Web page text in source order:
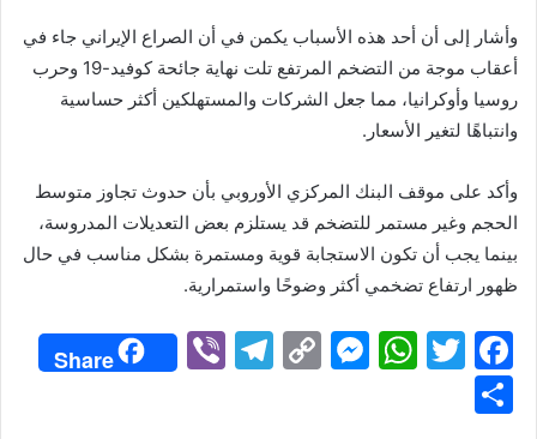
وأشار إلى أن أحد هذه الأسباب يكمن في أن الصراع الإيراني جاء في
أعقاب موجة من التضخم المرتفع تلت نهاية جائحة كوفيد-19 وحرب
روسيا وأوكرانيا، مما جعل الشركات والمستهلكين أكثر حساسية
وانتباهًا لتغير الأسعار.
وأكد على موقف البنك المركزي الأوروبي بأن حدوث تجاوز متوسط
الحجم وغير مستمر للتضخم قد يستلزم بعض التعديلات المدروسة،
بينما يجب أن تكون الاستجابة قوية ومستمرة بشكل مناسب في حال
ظهور ارتفاع تضخمي أكثر وضوحًا واستمرارية.
F
T
W
M
C
T
Vi
b
Share